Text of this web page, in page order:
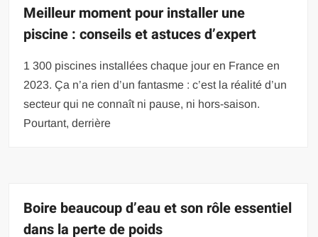
Meilleur moment pour installer une
piscine : conseils et astuces d’expert
1 300 piscines installées chaque jour en France en
2023. Ça n’a rien d’un fantasme : c’est la réalité d’un
secteur qui ne connaît ni pause, ni hors-saison.
Pourtant, derrière
Boire beaucoup d’eau et son rôle essentiel
dans la perte de poids